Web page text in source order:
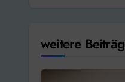
weitere